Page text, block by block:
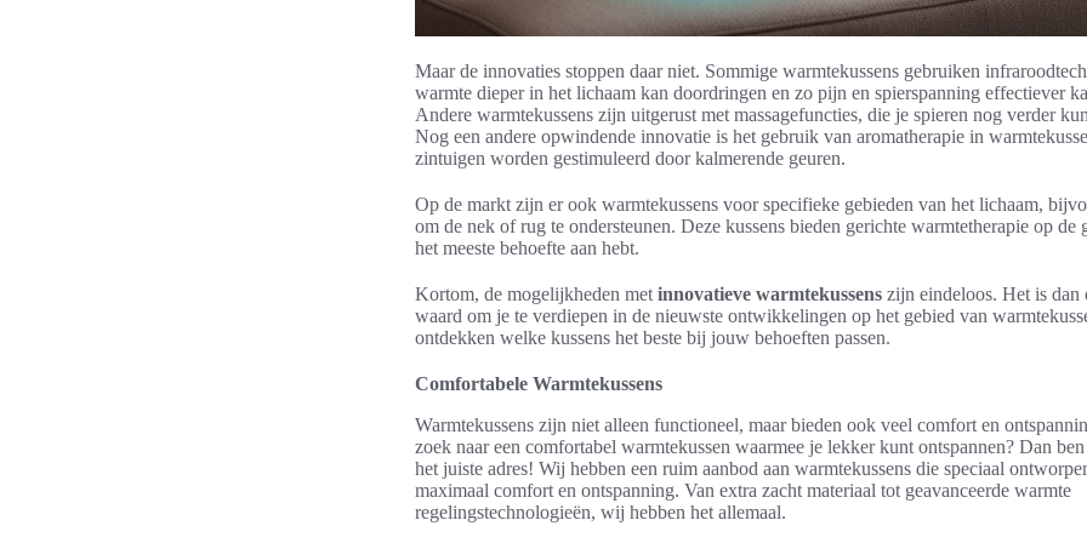
Maar de innovaties stoppen daar niet. Sommige warmtekussens gebruiken
warmte dieper in het lichaam kan doordringen en zo pijn en spierspanning effectiever
Andere warmtekussens zijn uitgerust met massagefuncties, die je spieren nog verder
Nog een andere opwindende innovatie is het gebruik van aromatherapie in
zintuigen worden gestimuleerd door kalmerende geuren.
Op de markt zijn er ook warmtekussens voor specifieke gebieden van het lichaam,
om de nek of rug te ondersteunen. Deze kussens bieden gerichte warmtetherapie op de
het meeste behoefte aan hebt.
Kortom, de mogelijkheden met innovatieve warmtekussens zijn eindeloos. Het is dan
waard om je te verdiepen in de nieuwste ontwikkelingen op het gebied van
ontdekken welke kussens het beste bij jouw behoeften passen.
Comfortabele Warmtekussens
Warmtekussens zijn niet alleen functioneel, maar bieden ook veel comfort en
zoek naar een comfortabel warmtekussen waarmee je lekker kunt ontspannen? Dan
het juiste adres! Wij hebben een ruim aanbod aan warmtekussens die speciaal
maximaal comfort en ontspanning. Van extra zacht materiaal tot geavanceerde warmte
regelingstechnologieën, wij hebben het allemaal.